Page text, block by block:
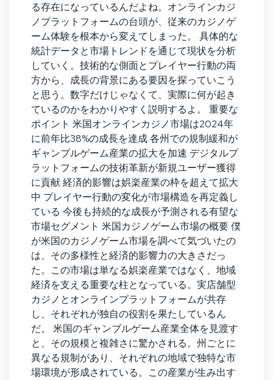
る存在になっているんだよね。オンラインカジ
ノプラットフォームの台頭が、従来のカジノゲ
ーム体験を根本から変えてしまった。 具体的な
統計データと市場トレンドを通じて現状を分析
していく。技術的な側面とプレイヤー行動の両
方から、成長の背景にある要因を探っていこう
と思う。数字だけじゃなくて、実際に何が起き
ているのかをわかりやすく説明するよ。 重要な
ポイント 米国オンラインカジノ市場は2024年
に前年比38%の成長を達成 各州での規制緩和が
ギャンブルゲーム産業の拡大を加速 デジタルプ
ラットフォームの技術革新が新規ユーザー獲得
に貢献 経済的影響は娯楽産業の枠を超えて拡大
中 プレイヤー行動の変化が市場構造を再定義し
ている 今後も持続的な成長が予測される有望な
市場セグメント 米国カジノゲーム市場の概要 僕
が米国のカジノゲーム市場を調べて気づいたの
は、その多様性と経済的影響力の大きさだっ
た。この市場は単なる娯楽産業ではなく、地域
経済を支える重要な柱となっている。実店舗型
カジノとオンラインプラットフォームが共存
し、それぞれが独自の役割を果たしているん
だ。 米国のギャンブルゲーム産業全体を見渡す
と、その規模と複雑さに驚かされる。州ごとに
異なる規制があり、それぞれの地域で独特な市
場環境が形成されている。この産業が生み出す